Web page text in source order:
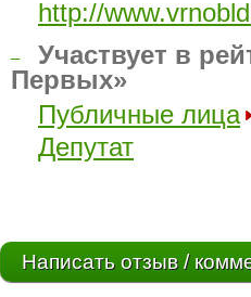
http://
–
Участвует в
Первых»
Публичные лица
Депутат
Написать отзыв /